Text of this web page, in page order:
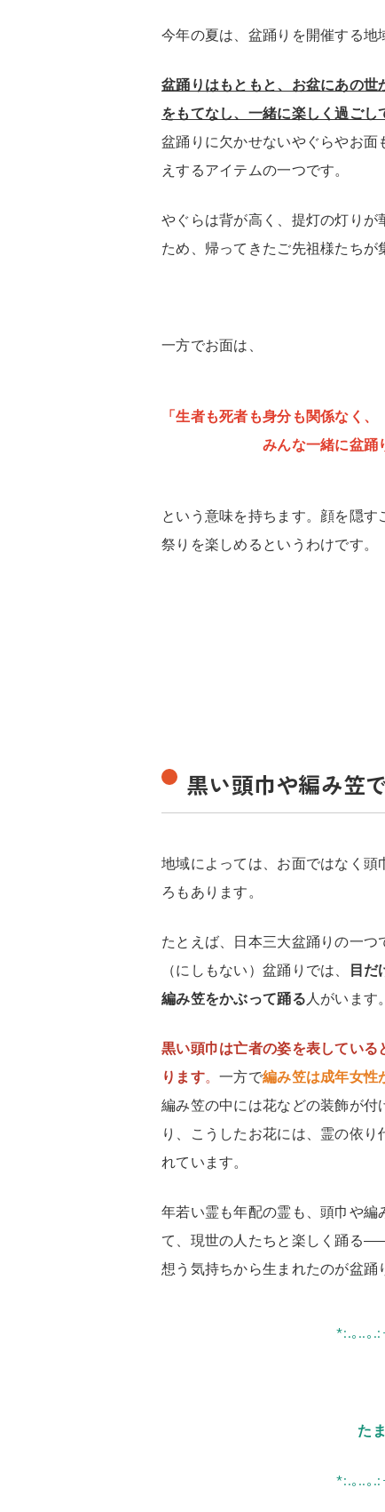
今年の夏は、盆踊りを開催する地
盆踊りはもともと、お盆にあの世
をもてなし、一緒に楽しく過ごし
盆踊りに欠かせないやぐらやお面
えするアイテムの一つです。
やぐらは背が高く、提灯の灯りが
ため、帰ってきたご先祖様たちが
一方でお面は、
「生者も死者も身分も関係なく、
みんな一緒に盆踊りを
という意味を持ちます。顔を隠
祭りを楽しめるというわけです。
黒い頭巾や編み笠
地域によっては、お面ではなく頭
ろもあります。
たとえば、日本三大盆踊りの一つ
（にしもない）盆踊りでは、
目だ
編み笠をかぶって踊る 人がいます。
黒い頭巾は亡者の姿を表している
ります。一方で編み笠は成年女性
編み笠の中には花などの装飾が付
り、こうしたお花には、霊の依
れています。
年若い霊も年配の霊も、頭巾や編
て、現世の人たちと楽しく踊る
想う気持ちから生まれたのが盆踊
*:.｡..｡
た
*:.｡..｡